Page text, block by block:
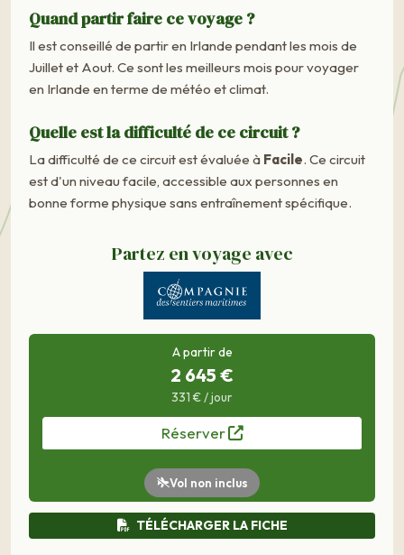
Quand partir faire ce voyage ?
Il est conseillé de partir en Irlande pendant les mois de
Juillet et Aout. Ce sont les meilleurs mois pour voyager
en Irlande en terme de météo et climat.
Quelle est la difficulté de ce circuit ?
La difficulté de ce circuit est évaluée à Facile. Ce circuit
est d'un niveau facile, accessible aux personnes en
bonne forme physique sans entraînement spécifique.
Partez en voyage avec
A partir de
2 645 €
331 € / jour
Réserver
Vol non inclus
TÉLÉCHARGER LA FICHE